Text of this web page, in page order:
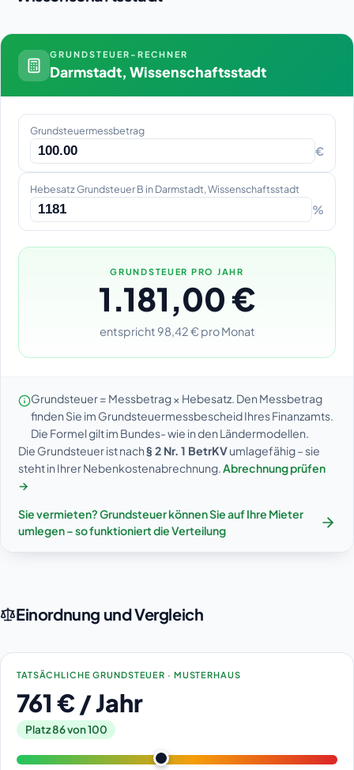
GRUNDSTEUER-RECHNER
Darmstadt, Wissenschaftsstadt
Grundsteuermessbetrag
€
Hebesatz Grundsteuer B in Darmstadt, Wissenschaftsstadt
%
GRUNDSTEUER PRO JAHR
1.181,00 €
entspricht 98,42 € pro Monat
Grundsteuer = Messbetrag × Hebesatz. Den Messbetrag
finden Sie im Grundsteuermessbescheid Ihres Finanzamts.
Die Formel gilt im Bundes- wie in den Ländermodellen.
Die Grundsteuer ist nach§ 2 Nr. 1 BetrKVumlagefähig – sie
steht in Ihrer Nebenkostenabrechnung. Abrechnung prüfen
→
Sie vermieten? Grundsteuer können Sie auf Ihre Mieter
umlegen – so funktioniert die Verteilung
Einordnung und Vergleich
TATSÄCHLICHE GRUNDSTEUER · MUSTERHAUS
761 € / Jahr
Platz 86 von 100